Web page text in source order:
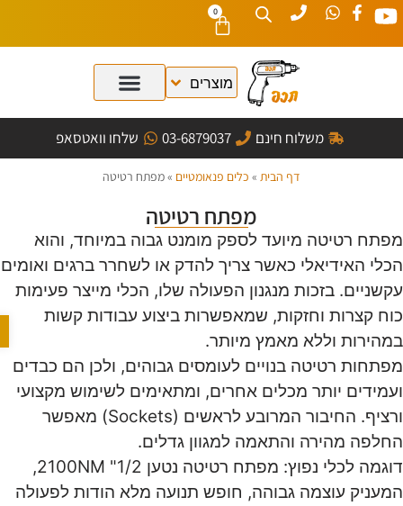
משלוח חינם 03-6879037 שלחו וואטסאפ
דף הבית»כלים פנאומטיים» מפתח רטיטה
מפתח רטיטה
רטיטה מיועד לספק מומנט גבוה במיוחד, והוא
האידיאלי כאשר צריך להדק או לשחרר ברגים ואומים
בזכות מנגנון הפעולה שלו, הכלי מייצר פעימות
קצרות וחזקות, שמאפשרות ביצוע עבודות קשות
וללא מאמץ מיותר.
רטיטה בנויים לעומסים גבוהים, ולכן הם כבדים
יותר מכלים אחרים, ומתאימים לשימוש מקצועי
ורציף. החיבור המרובע לראשים (Sockets) מאפשר
מהירה והתאמה למגוון גדלים.
דוגמה לכלי נפוץ: מפתח רטיטה נטען 1/2" 2100NM,
עוצמה גבוהה, חופש תנועה מלא הודות לפעולה